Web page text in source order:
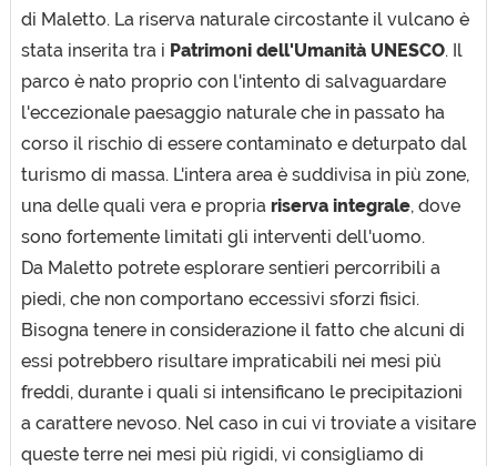
di Maletto. La riserva naturale circostante il vulcano è
stata inserita tra i Patrimoni dell'Umanità UNESCO. Il
parco è nato proprio con l'intento di salvaguardare
l'eccezionale paesaggio naturale che in passato ha
corso il rischio di essere contaminato e deturpato dal
turismo di massa. L'intera area è suddivisa in più zone,
una delle quali vera e propria riserva integrale, dove
sono fortemente limitati gli interventi dell'uomo.
Da Maletto potrete esplorare sentieri percorribili a
piedi, che non comportano eccessivi sforzi fisici.
Bisogna tenere in considerazione il fatto che alcuni di
essi potrebbero risultare impraticabili nei mesi più
freddi, durante i quali si intensificano le precipitazioni
a carattere nevoso. Nel caso in cui vi troviate a visitare
queste terre nei mesi più rigidi, vi consigliamo di